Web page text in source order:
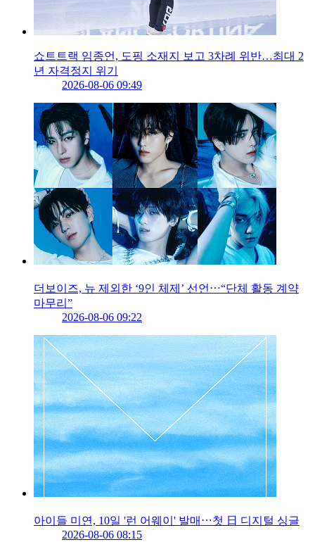
쇼트트랙 임종언, 도핑 소재지 보고 3차례 위반…최대 2
년 자격정지 위기
2026-08-06 09:49
더보이즈, 뉴 제외한 ‘9인 체제’ 선언⋯“단체 활동 계약
마무리”
2026-08-06 09:22
아이들 미연, 10일 '런 어웨이' 발매⋯첫 日 디지털 싱글
2026-08-06 08:15